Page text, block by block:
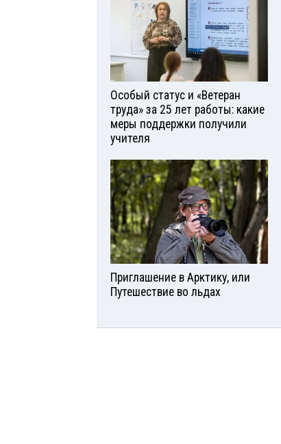
Особый статус и «Ветеран
труда» за 25 лет работы: какие
меры поддержки получили
учителя
Приглашение в Арктику, или
Путешествие во льдах